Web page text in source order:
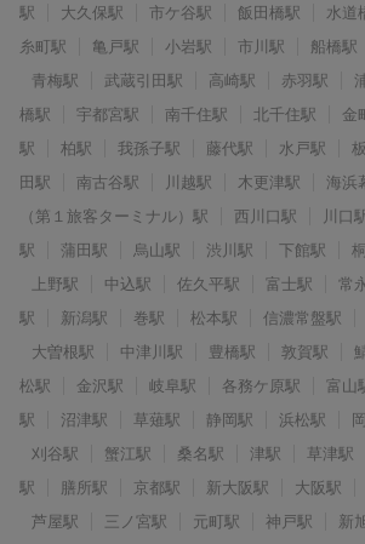
駅
大久保駅 市ケ谷駅 飯田橋駅 水道
糸町駅
亀戸駅 小岩駅 市川駅 船橋駅
青梅駅
武蔵引田駅 高崎駅 赤羽駅
橋駅
宇都宮駅 南千住駅 北千住駅 金
駅
柏駅 我孫子駅 藤代駅 水戸駅
田駅
南古谷駅 川越駅 木更津駅 海浜
（第１旅客ターミナル）駅
西川口駅 川口
駅
蒲田駅 烏山駅 渋川駅 下館駅
上野駅
中込駅 佐久平駅 富士駅 常
駅
新潟駅 巻駅 松本駅 信濃常盤駅
大曽根駅
中津川駅 豊橋駅 敦賀駅
松駅
金沢駅 岐阜駅 各務ケ原駅 富山
駅
沼津駅 草薙駅 静岡駅 浜松駅
刈谷駅
蟹江駅 桑名駅 津駅 草津駅
駅
膳所駅 京都駅 新大阪駅 大阪駅
芦屋駅
三ノ宮駅 元町駅 神戸駅 新